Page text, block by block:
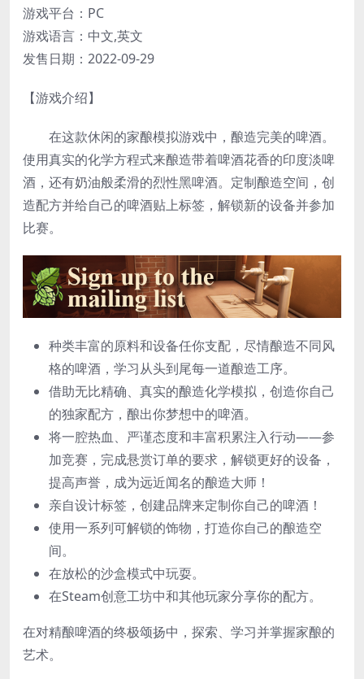
游戏平台：PC
游戏语言：中文,英文
发售日期：2022-09-29
【游戏介绍】
在这款休闲的家酿模拟游戏中，酿造完美的啤酒。
使用真实的化学方程式来酿造带着啤酒花香的印度淡啤
酒，还有奶油般柔滑的烈性黑啤酒。定制酿造空间，创
造配方并给自己的啤酒贴上标签，解锁新的设备并参加
比赛。
种类丰富的原料和设备任你支配，尽情酿造不同风
格的啤酒，学习从头到尾每一道酿造工序。
借助无比精确、真实的酿造化学模拟，创造你自己
的独家配方，酿出你梦想中的啤酒。
将一腔热血、严谨态度和丰富积累注入行动——参
加竞赛，完成悬赏订单的要求，解锁更好的设备，
提高声誉，成为远近闻名的酿造大师！
亲自设计标签，创建品牌来定制你自己的啤酒！
使用一系列可解锁的饰物，打造你自己的酿造空
间。
在放松的沙盒模式中玩耍。
在Steam创意工坊中和其他玩家分享你的配方。
在对精酿啤酒的终极颂扬中，探索、学习并掌握家酿的
艺术。